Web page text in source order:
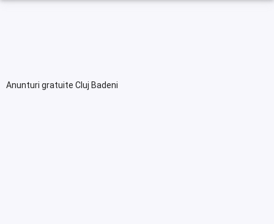
Anunturi gratuite Cluj Badeni